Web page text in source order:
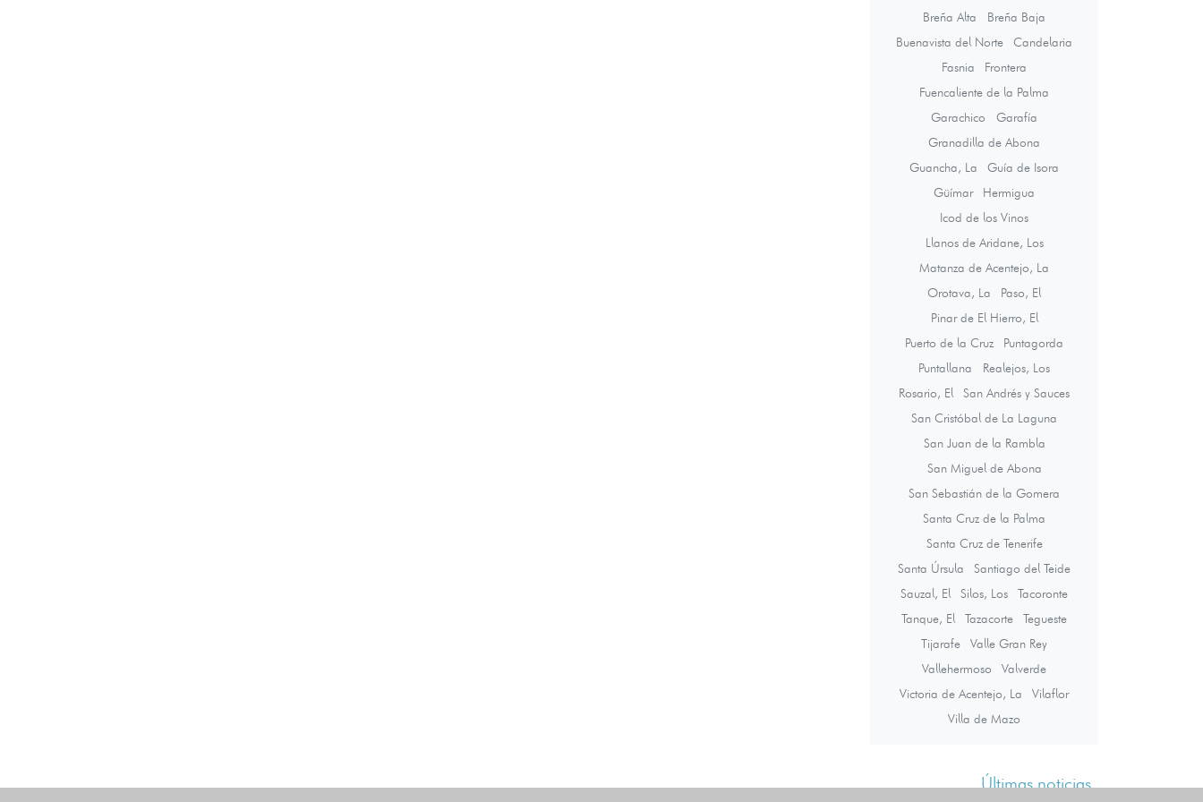
Breña Alta
Breña Baja
Buenavista del Norte
Candelaria
Fasnia
Frontera
Fuencaliente de la Palma
Garachico
Garafía
Granadilla de Abona
Guancha, La
Guía de Isora
Güímar
Hermigua
Icod de los Vinos
Llanos de Aridane, Los
Matanza de Acentejo, La
Orotava, La
Paso, El
Pinar de El Hierro, El
Puerto de la Cruz
Puntagorda
Puntallana
Realejos, Los
Rosario, El
San Andrés y Sauces
San Cristóbal de La Laguna
San Juan de la Rambla
San Miguel de Abona
San Sebastián de la Gomera
Santa Cruz de la Palma
Santa Cruz de Tenerife
Santa Úrsula
Santiago del Teide
Sauzal, El
Silos, Los
Tacoronte
Tanque, El
Tazacorte
Tegueste
Tijarafe
Valle Gran Rey
Vallehermoso
Valverde
Victoria de Acentejo, La
Vilaflor
Villa de Mazo
Últimas noticias